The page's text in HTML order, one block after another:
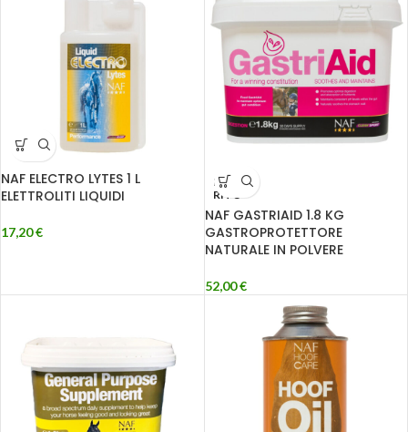
NAF ELECTRO LYTES 1 L
ELETTROLITI LIQUIDI
17,20€
ESAU
RITO
NAF GASTRIAID 1.8 KG
GASTROPROTETTORE
NATURALE IN POLVERE
52,00€